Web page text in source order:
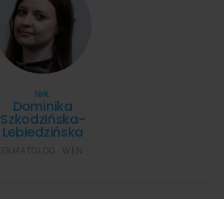
lek.
Dominika
Szkodzińska-
Lebiedzińska